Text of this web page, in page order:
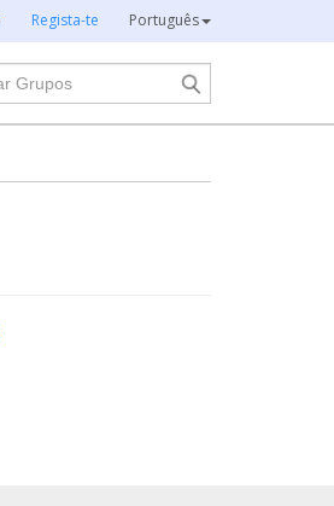
Regista-te Português